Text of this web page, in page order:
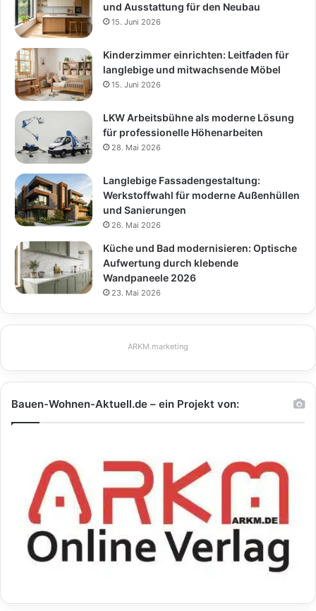
und Ausstattung für den Neubau
15. Juni 2026
Kinderzimmer einrichten: Leitfaden für
langlebige und mitwachsende Möbel
15. Juni 2026
LKW Arbeitsbühne als moderne Lösung
für professionelle Höhenarbeiten
28. Mai 2026
Langlebige Fassadengestaltung:
Werkstoffwahl für moderne Außenhüllen
und Sanierungen
26. Mai 2026
Küche und Bad modernisieren: Optische
Aufwertung durch klebende
Wandpaneele 2026
23. Mai 2026
ARKM.marketing
Bauen-Wohnen-Aktuell.de – ein Projekt von: